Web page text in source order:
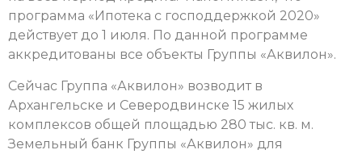
программа «Ипотека с господдержкой 2020»
действует до 1 июля. По данной программе
аккредитованы все объекты Группы «Аквилон».
Сейчас Группа «Аквилон» возводит в
Архангельске и Северодвинске 15 жилых
комплексов общей площадью 280 тыс. кв. м.
Земельный банк Группы «Аквилон» для